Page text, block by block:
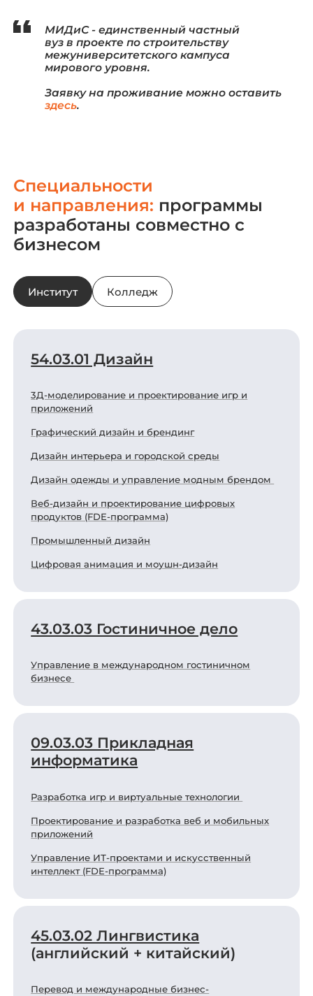
МИДиС - единственный частный
вуз в проекте по строительству
межуниверситетского кампуса
мирового уровня.
Заявку на проживание можно оставить
здесь.
Специальности
и направления: программы
разработаны совместно с
бизнесом
Институт Колледж
54.03.01 Дизайн
3Д-моделирование и проектирование игр и
приложений
Графический дизайн и брендинг
Дизайн интерьера и городской среды
Дизайн одежды и управление модным брендом
Веб-дизайн и проектирование цифровых
продуктов (FDE-программа)
Промышленный дизайн
Цифровая анимация и моушн-дизайн
43.03.03 Гостиничное дело
Управление в международном гостиничном
бизнесе
09.03.03 Прикладная
информатика
Разработка игр и виртуальные технологии
Проектирование и разработка веб и мобильных
приложений
Управление ИТ-проектами и искусственный
интеллект (FDE-программа)
45.03.02 Лингвистика
(английский + китайский)
Перевод и международные бизнес-